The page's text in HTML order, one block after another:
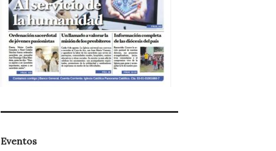
Eventos